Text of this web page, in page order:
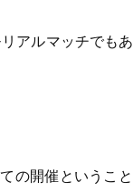
アルマッチでも
の開催というこ